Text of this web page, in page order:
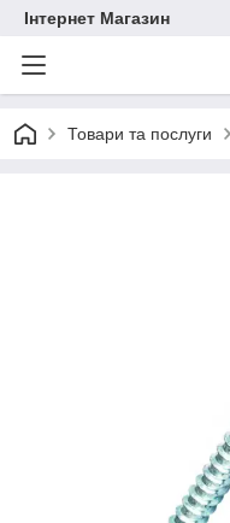
Інтернет Магазин
Товари та послуги